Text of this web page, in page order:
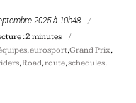
2025 à 10h48
:2 minutes
,eurosport,Grand Prix,
,Road,route,schedules,